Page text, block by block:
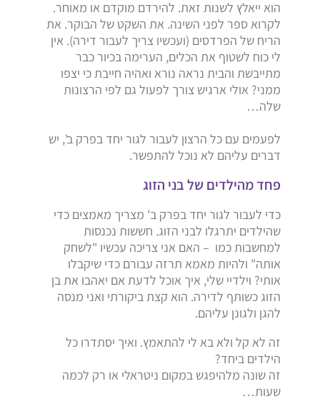
הוא ייאלץ לשנות זאת. להירדם מוקדם או מאוחר.
לקרוא ספר לפני השינה. את השקט של הבוקר. את
הריח של הפרדסים (ועכשיו צריך לעבור דירה). אין
לי כוח לשטוף את הכלים, הערימה בכיור כבר
מתייבשת והבית נראה נורא ואהיה חייבת כי יצפו
ממני? אולי ארגיש צורך לפעול גם לפי הרצונות
שלה…
לפעמים עם כל הרצון לעבור לגור יחד בפרק ב', יש
דברים עליהם לא נוכל להתפשר.
פחד מהילדים של בני הזוג
כדי לעבור לגור יחד בפרק ב' מצריך מאמצים כדי
שהילדים יתרגלו לבני הזוג. חששות נכנסות
למחשבות כמו – האם אני צריכה עכשיו "לשחק
אותה" ולהיות מאמא תרזה עבורם כדי שיקבלו
אותי? וילדיי שלי, איך אוכל לדעת אם יאהבו את בן
הזוג כשותף לדירה. הוא קצת ביקורתי ואני מנסה
להגן ולגונן עליהם.
זה לא קל ולא בא לי להתאמץ. ואיך יסתדרו כל
הילדים ביחד?
זה שונה מלהיפגש במקום ניטראלי או רק לכמה
שעות…